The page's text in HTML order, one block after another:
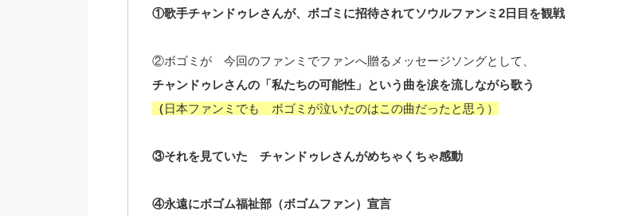
①歌手チャンドゥレさんが、ボゴミに招待されてソウルファンミ2日目を観戦
②ボゴミが 今回のファンミでファンへ贈るメッセージソングとして、
チャンドゥレさんの「私たちの可能性」という曲を涙を流しながら歌う
（日本ファンミでも ボゴミが泣いたのはこの曲だったと思う）
③それを見ていた チャンドゥレさんがめちゃくちゃ感動
④永遠にボゴム福祉部（ボゴムファン）宣言